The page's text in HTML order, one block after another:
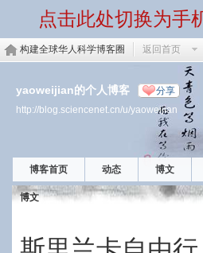
点击此处切换为手
构建全球华人科学博客圈 返回首页
yaoweijian的个人博客 分享
http://blog.sciencenet.cn/u/yaoweijian
博客首页 动态 博文
博文